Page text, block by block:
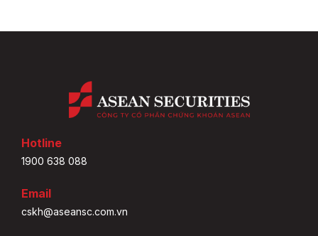
Hotline
1900 638 088
Email
cskh@aseansc.com.vn